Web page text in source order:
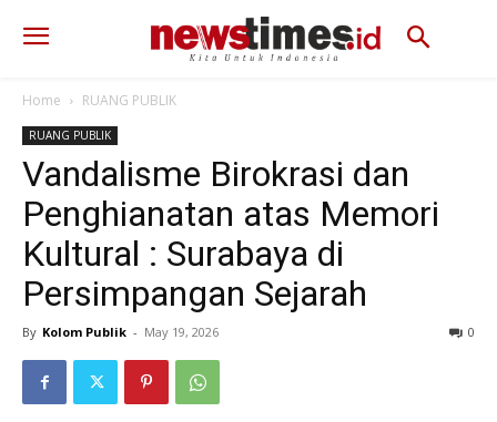
Home RUANG PUBLIK
RUANG PUBLIK
Vandalisme Birokrasi dan
Penghianatan atas Memori
Kultural : Surabaya di
Persimpangan Sejarah
By Kolom Publik - May 19, 2026 0